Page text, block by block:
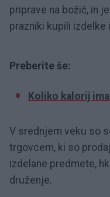
priprave na božič, in
prazniki kupili izdelke
Preberite še:
Koliko kalorij
V srednjem veku so
trgovcem, ki so
izdelane predmete,
druženje.